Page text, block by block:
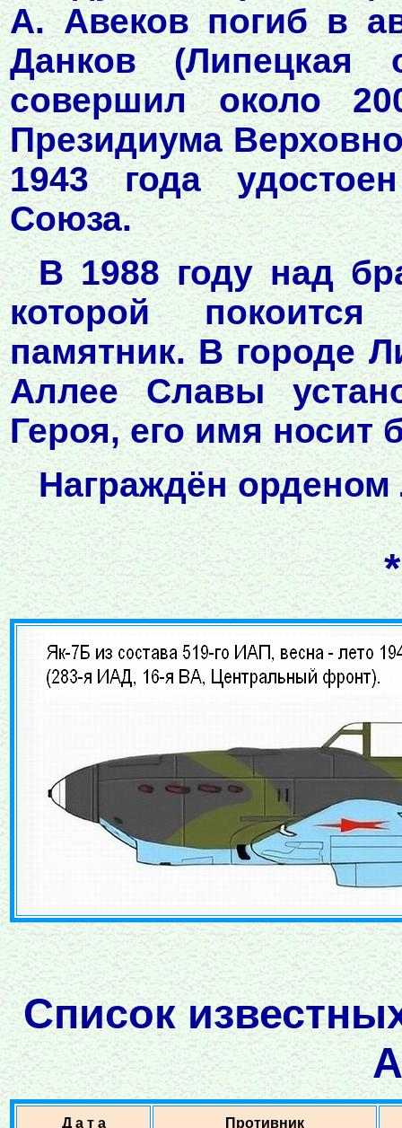
А. Авеков погиб в
Данков (Липецкая
совершил около
Президиума
1943 года
Союза.
В 1988 году над
которой
памятник. В городе
Аллее Славы
Героя, его имя носит
Награждён орденом
Список
Д а т а
Противник